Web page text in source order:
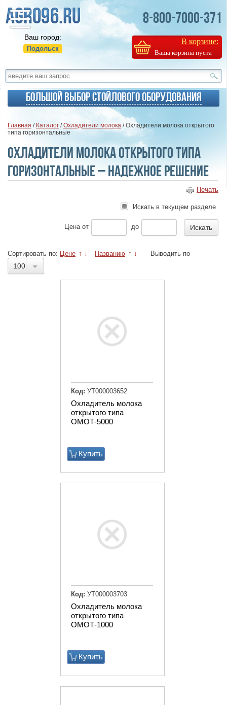
Ваш город:
Подольск
8-800-7000-371
В корзине:
Ваша корзина пуста
Большой выбор стойлового оборудования
Главная / Каталог /Охладители молока / Охладители молока открытого
типа горизонтальные
Охладители молока открытого типа
горизонтальные – надежное решение
Печать
Искать в текущем разделе
Ценаот до
Сортировать по: Цене ↑ ↓ Названию ↑ ↓ Выводить по
100
Охладитель молока
открытого типа
ОМОТ-5000
Купить
Код: УТ000003652
Охладитель молока
открытого типа
ОМОТ-1000
Купить
Код: УТ000003703